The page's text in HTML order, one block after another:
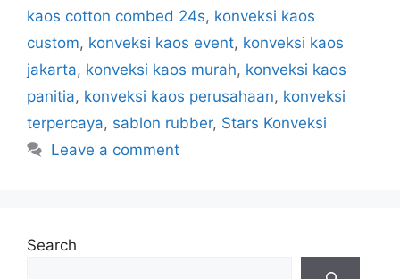
kaos cotton combed 24s, konveksi kaos
custom, konveksi kaos event, konveksi kaos
jakarta, konveksi kaos murah, konveksi kaos
panitia, konveksi kaos perusahaan, konveksi
terpercaya, sablon rubber, Stars Konveksi
Leave a comment
Search